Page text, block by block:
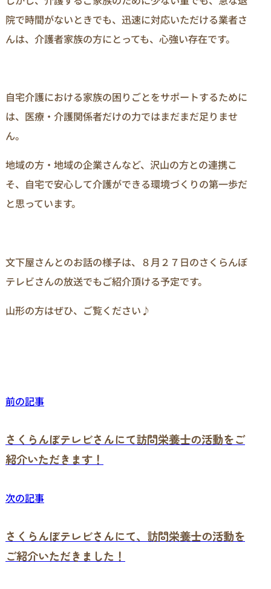
院で時間がないときでも、迅速に対応いただける業者さ
んは、介護者家族の方にとっても、心強い存在です。
自宅介護における家族の困りごとをサポートするために
は、医療・介護関係者だけの力ではまだまだ足りませ
ん。
地域の方・地域の企業さんなど、沢山の方との連携こ
そ、自宅で安心して介護ができる環境づくりの第一歩だ
と思っています。
文下屋さんとのお話の様子は、８月２７日のさくらんぼ
テレビさんの放送でもご紹介頂ける予定です。
山形の方はぜひ、ご覧ください♪
前の記事
さくらんぼテレビさんにて訪問栄養士の活動をご
紹介いただきます！
次の記事
さくらんぼテレビさんにて、訪問栄養士の活動を
ご紹介いただきました！